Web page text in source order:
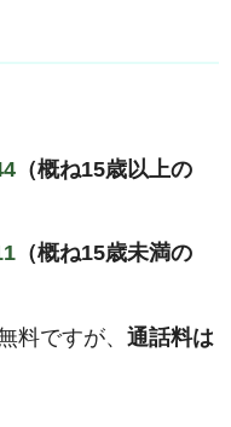
（概ね15歳以上の
（概ね15歳未満の
料ですが、 通話料は